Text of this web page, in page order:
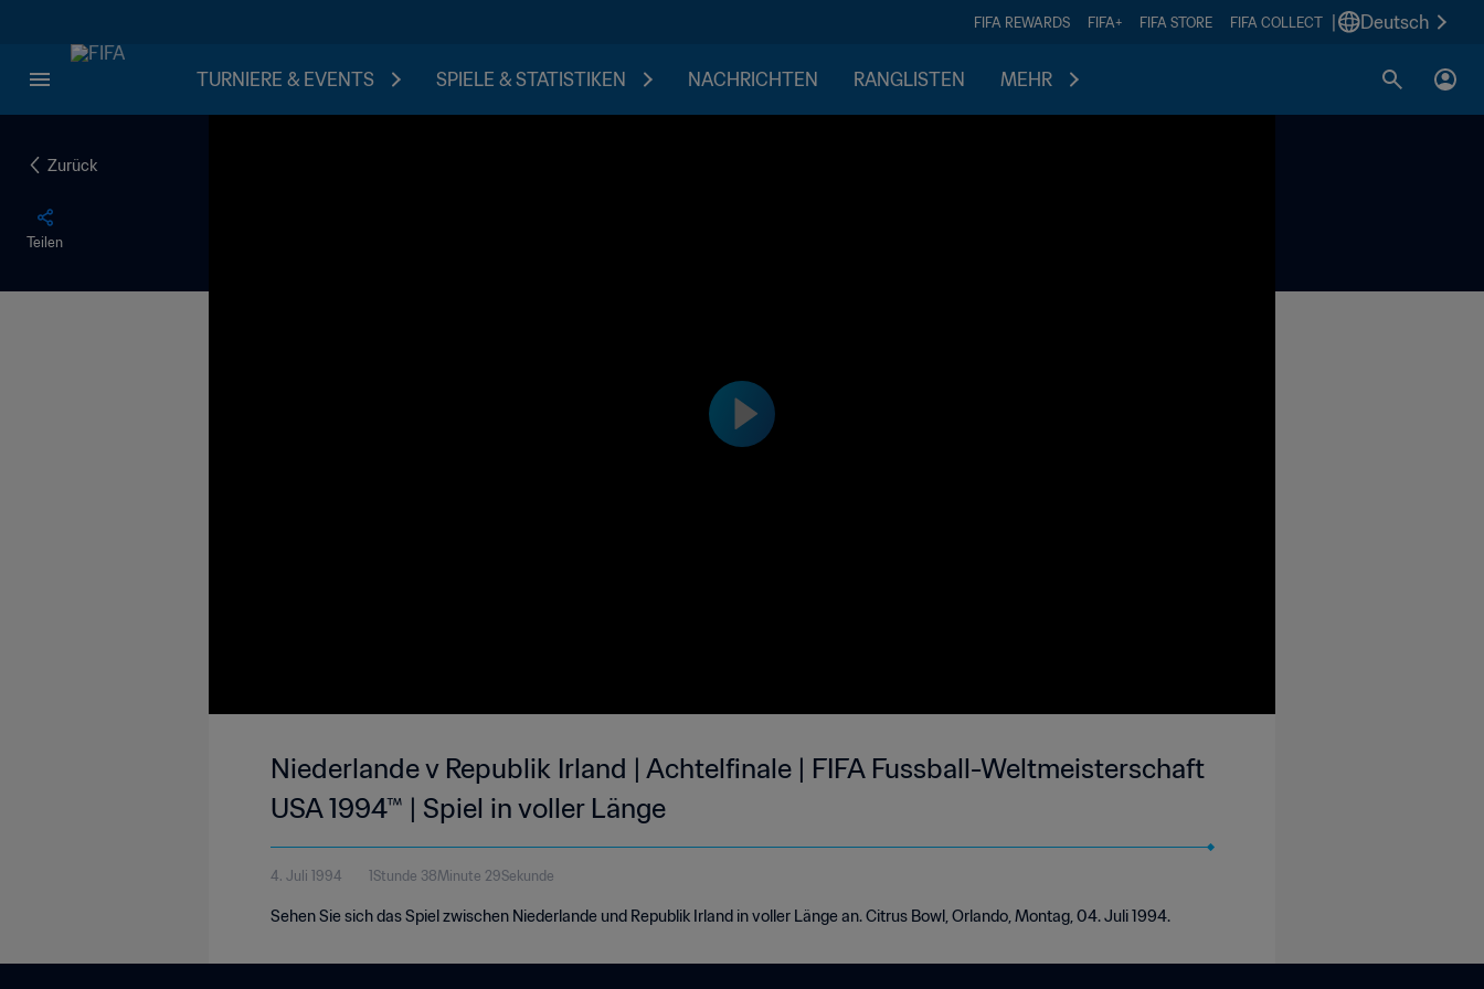
FIFA REWARDS FIFA+ FIFA STORE FIFA COLLECT Deutsch
TURNIERE & EVENTS SPIELE & STATISTIKEN NACHRICHTEN RANGLISTEN MEHR
Zurück
Teilen
Niederlande v Republik Irland | Achtelfinale | FIFA Fussball-Weltmeisterschaft
USA 1994™ | Spiel in voller Länge
4. Juli 1994 1Stunde 38Minute 29Sekunde
Sehen Sie sich das Spiel zwischen Niederlande und Republik Irland in voller Länge an. Citrus Bowl, Orlando, Montag, 04. Juli 1994.